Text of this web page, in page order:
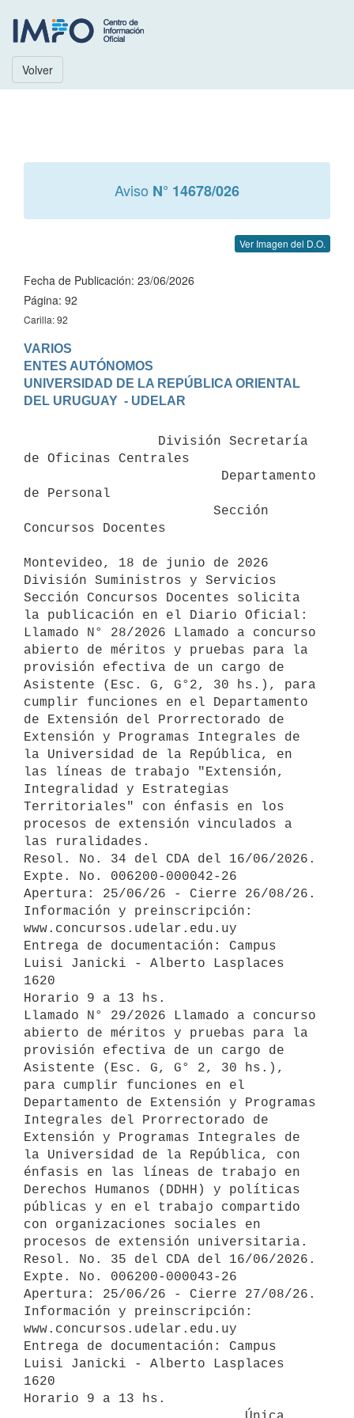
Volver
Aviso N° 14678/026
Ver Imagen del D.O.
Fecha de Publicación: 23/06/2026
Página: 92
Carilla: 92
VARIOS
ENTES AUTÓNOMOS
UNIVERSIDAD DE LA REPÚBLICA ORIENTAL
de Oficinas Centrales
de Personal
Concursos Docentes
Montevideo, 18 de junio de 2026
División Suministros y Servicios
Sección Concursos Docentes solicita
la publicación en el Diario Oficial:
Llamado N° 28/2026 Llamado a concurso
abierto de méritos y pruebas para la
provisión efectiva de un cargo de
Asistente (Esc. G, G°2, 30 hs.), para
cumplir funciones en el Departamento
de Extensión del Prorrectorado de
Extensión y Programas Integrales de
la Universidad de la República, en
las líneas de trabajo "Extensión,
Integralidad y Estrategias
Territoriales" con énfasis en los
procesos de extensión vinculados a
las ruralidades.
Resol. No. 34 del CDA del 16/06/2026.
Expte. No. 006200-000042-26
Apertura: 25/06/26 - Cierre 26/08/26.
Información y preinscripción:
www.concursos.udelar.edu.uy
Entrega de documentación: Campus
Luisi Janicki - Alberto Lasplaces
1620
Horario 9 a 13 hs.
Llamado N° 29/2026 Llamado a concurso
abierto de méritos y pruebas para la
provisión efectiva de un cargo de
Asistente (Esc. G, G° 2, 30 hs.),
para cumplir funciones en el
Departamento de Extensión y Programas
Integrales del Prorrectorado de
Extensión y Programas Integrales de
la Universidad de la República, con
énfasis en las líneas de trabajo en
Derechos Humanos (DDHH) y políticas
públicas y en el trabajo compartido
con organizaciones sociales en
procesos de extensión universitaria.
Resol. No. 35 del CDA del 16/06/2026.
Expte. No. 006200-000043-26
Apertura: 25/06/26 - Cierre 27/08/26.
Información y preinscripción:
www.concursos.udelar.edu.uy
Entrega de documentación: Campus
Luisi Janicki - Alberto Lasplaces
1620
Horario 9 a 13 hs.